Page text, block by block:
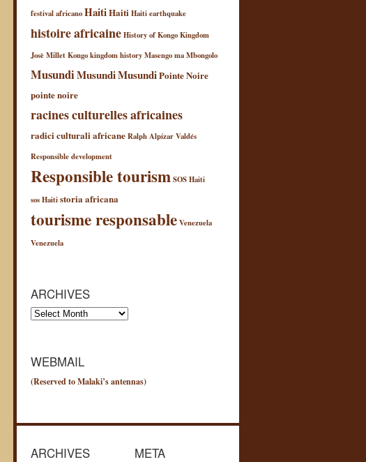
festival africanoHaitiHaitiHaiti earthquake
histoire africaineHistory of Kongo Kingdom
Josè MilletKongo kingdom historyMasengo ma Mbongolo
MusundiMusundiMusundiPointe Noire
pointe noire
racines culturelles africaines
radici culturali africaneRalph Alpízar Valdés
Responsible development
Responsible tourismSOS Haiti
sos Haitistoria africana
tourisme responsableVenezuela
Venezuela
ARCHIVES
Archives
WEBMAIL
(Reserved to Malaki’s antennas)
ARCHIVES META